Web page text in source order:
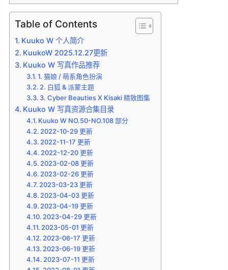
Table of Contents
Kuuko W 个人简介
KuukoW 2025.12.27更新
Kuuko W 写真作品推荐
1. 猫娘 / 萌系角色扮演
2. 白狐 & 派蒙主题
3. Cyber Beauties X Kisaki 精致图集
Kuuko W 写真资源合集目录
Kuuko W NO.50-NO.108 部分
2022-10-29 更新
2022-11-17 更新
2022-12-20 更新
2023-02-08 更新
2023-02-26 更新
2023-03-23 更新
2023-04-03 更新
2023-04-19 更新
2023-04-29 更新
2023-05-01 更新
2023-06-17 更新
2023-06-19 更新
2023-07-11 更新